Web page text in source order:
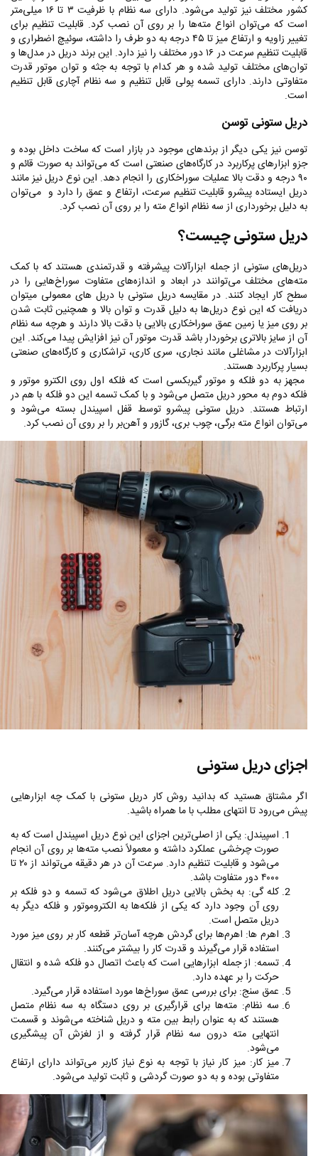
کشور مختلف نیز تولید می‌شود. دارای سه نظام با ظرفیت ۳ تا ۱۶ میلی‌متر
است که می‌توان انواع مته‌ها را بر روی آن نصب کرد. قابلیت تنظیم برای
تغییر زاویه و ارتفاع میز تا ۴۵ درجه به دو طرف را داشته، سوئیچ اضطراری و
قابلیت تنظیم سرعت در ۱۶ دور مختلف را نیز دارد. این برند دریل در مدل‌ها و
توان‌های مختلف تولید شده و هر کدام با توجه به جثه و توان موتور قدرت
متفاوتی دارند. دارای تسمه پولی قابل تنظیم و سه نظام آچاری قابل تنظیم
است.
دریل ستونی توسن
توسن نیز یکی دیگر از برندهای موجود در بازار است که ساخت داخل بوده و
جزو ابزارهای پرکاربرد در کارگاه‌های صنعتی است که می‌تواند به صورت قائم و
۹۰ درجه و دقت بالا عملیات سوراخکاری را انجام دهد. این نوع دریل نیز مانند
دریل ایستاده پیشرو قابلیت تنظیم سرعت، ارتفاع و عمق را دارد و می‌توان
به دلیل برخورداری از سه نظام انواع مته را بر روی آن نصب کرد.
دریل ستونی چیست؟
دریل‌های ستونی از جمله ابزارآلات پیشرفته و قدرتمندی هستند که با کمک
مته‌های مختلف می‌توانند در ابعاد و اندازه‌های متفاوت سوراخ‌هایی را در
سطح کار ایجاد کنند. در مقایسه دریل ستونی با دریل های معمولی میتوان
دریافت که این نوع دریل‌ها به دلیل قدرت و توان بالا و همچنین ثابت شدن
بر روی میز یا زمین عمق سوراخکاری بالایی با دقت بالا دارند و هرچه سه نظام
آن از سایز بالاتری برخوردار باشد قدرت موتور آن نیز افزایش پیدا می‌کند. این
ابزارآلات در مشاغلی مانند نجاری، سری کاری، تراشکاری و کارگاه‌های صنعتی
بسیار پرکاربرد هستند.
مجهز به دو فلکه و موتور گیربکسی است که فلکه اول روی الکترو موتور و
فلکه دوم به محور دریل متصل می‌شود و با کمک تسمه این دو فلکه با هم در
ارتباط هستند. دریل‌ ستونی پیشرو توسط قفل اسپیندل بسته می‌شود و
می‌توان انواع مته برگی، چوب بری، گازور و آهن‌بر را بر روی آن نصب کرد.
اجزای دریل ستونی
اگر مشتاق هستید که بدانید روش کار دریل ستونی با کمک چه ابزارهایی
پیش می‌رود تا انتهای مطلب با ما همراه باشید.
اسپیندل: یکی از اصلی‌ترین اجزای این نوع دریل اسپیندل است که به
صورت چرخشی عملکرد داشته و معمولاً نصب مته‌ها بر روی آن انجام
می‌شود و قابلیت تنظیم دارد. سرعت آن در هر دقیقه می‌تواند از ۲۰ تا
۴۰۰۰ دور متفاوت باشد.
کله گی: به بخش بالایی دریل اطلاق می‌شود که تسمه و دو فلکه بر
روی آن وجود دارد که یکی از فلکه‌ها به الکتروموتور و فلکه دیگر به
دریل متصل است.
اهرم ها: اهرم‌ها برای گردش هرچه آسان‌تر قطعه کار بر روی میز مورد
استفاده قرار می‌گیرند و قدرت کار را بیشتر می‌کنند.
تسمه: از جمله ابزارهایی است که باعث اتصال دو فلکه شده و انتقال
حرکت را بر عهده دارد.
عمق سنج: برای بررسی عمق سوراخ‌ها مورد استفاده قرار می‌گیرد.
سه نظام: مته‌ها برای قرارگیری بر روی دستگاه به سه نظام متصل
هستند که به عنوان رابط بین مته و دریل شناخته می‌شوند و قسمت
انتهایی مته درون سه نظام قرار گرفته و از لغزش آن پیشگیری
می‌شود.
میز کار: میز کار نیاز با توجه به نوع نیاز کاربر می‌تواند دارای ارتفاع
متفاوتی بوده و به دو صورت گردشی و ثابت تولید می‌شود.